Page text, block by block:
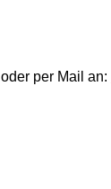
oder per Mail an: